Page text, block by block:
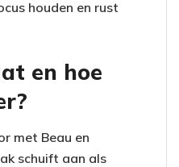
houden en rust
en hoe
met Beau en
schuift aan als